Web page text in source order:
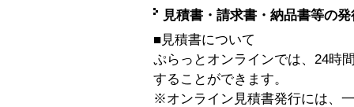
見積書・請求書・納品書等の
■見積書について
ぷらっとオンラインでは、24時
することができます。
※オンライン見積書発行には、